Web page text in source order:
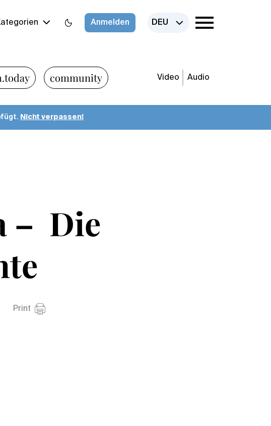
Anmelden DEU
community Video Audio
Nicht verpassen!
– Die
Print